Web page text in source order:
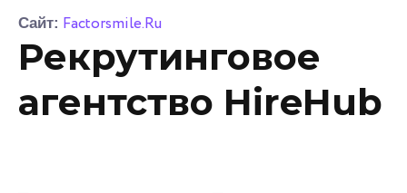
Сайт: Factorsmile.Ru
Рекрутинговое
агентство HireHub